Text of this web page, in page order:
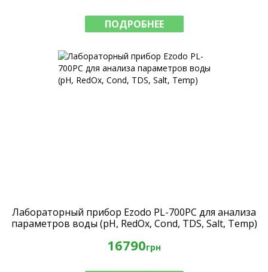
ПОДРОБНЕЕ
Лабораторный прибор Ezodo PL-700PC для анализа
параметров воды (рН, RedOx, Cond, TDS, Salt, Temp)
16790грн